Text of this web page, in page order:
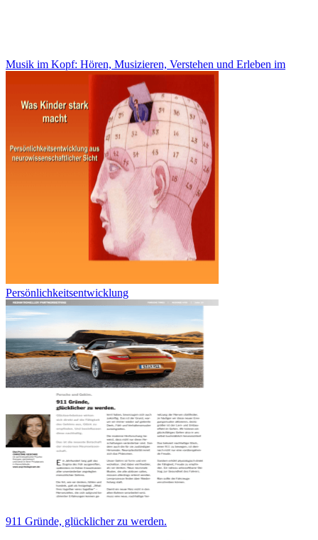
Musik im Kopf: Hören, Musizieren, Verstehen und Erleben im
Persönlichkeitsentwicklung
911 Gründe, glücklicher zu werden.